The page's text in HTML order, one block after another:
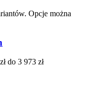
Opcje można
do 3 973 zł